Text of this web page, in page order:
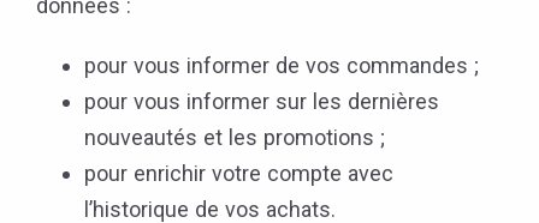
données :
pour vous informer de vos commandes ;
pour vous informer sur les dernières
nouveautés et les promotions ;
pour enrichir votre compte avec
l’historique de vos achats.